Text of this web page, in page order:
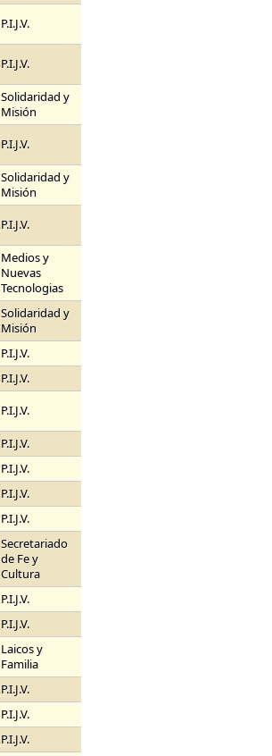
P.I.J.V.
P.I.J.V.
Solidaridad y
Misión
P.I.J.V.
Solidaridad y
Misión
P.I.J.V.
Medios y
Nuevas
Tecnologias
Solidaridad y
Misión
P.I.J.V.
P.I.J.V.
P.I.J.V.
P.I.J.V.
P.I.J.V.
P.I.J.V.
P.I.J.V.
Secretariado
de Fe y
Cultura
P.I.J.V.
P.I.J.V.
Laicos y
Familia
P.I.J.V.
P.I.J.V.
P.I.J.V.